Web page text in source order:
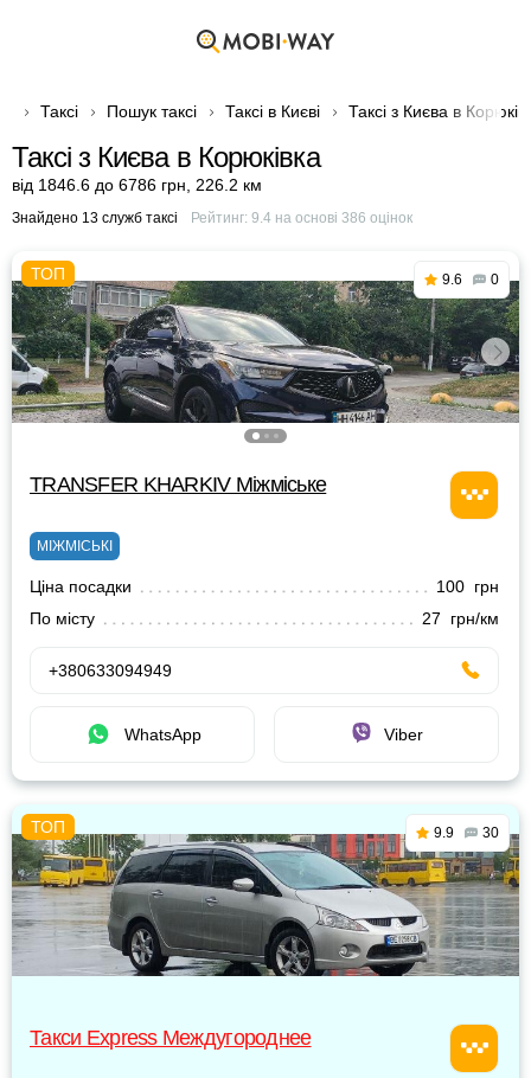
Таксі Пошук таксі Таксі в Києві Таксі з Києва в
Таксі з Києва в Корюківка
від 1846.6 до 6786 грн 226.2 км
Знайдено 13 служб таксі Рейтинг: 9.4на основі 386 оцінок
9.6 0
TRANSFER KHARKIV Міжміське
МІЖМІСЬКІ
Ціна посадки
100 грн
По місту
27 грн/км
+380633094949
WhatsApp Viber
9.9 30
Такси Express Междугороднее